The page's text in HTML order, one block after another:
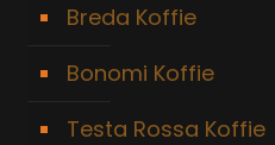
Breda Koffie
Bonomi Koffie
Testa Rossa Koffie